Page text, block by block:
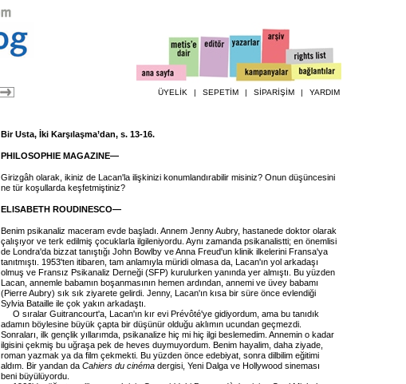
ÜYELİK | SEPETİM | SİPARİŞİM | YARDIM
Bir Usta, İki Karşılaşma’dan, s. 13-16.
PHILOSOPHIE MAGAZINE—
Girizgâh olarak, ikiniz de Lacan'la ilişkinizi konumlandırabilir misiniz? Onun düşüncesini
ne tür koşullarda keşfetmiştiniz?
ELISABETH ROUDINESCO—
Benim psikanaliz maceram evde başladı. Annem Jenny Aubry, hastanede doktor olarak
çalışıyor ve terk edilmiş çocuklarla ilgileniyordu. Aynı zamanda psikanalistti; en önemlisi
de Londra'da bizzat tanıştığı John Bowlby ve Anna Freud'un klinik ilkelerini Fransa'ya
tanıtmıştı. 1953'ten itibaren, tam anlamıyla müridi olmasa da, Lacan'ın yol arkadaşı
olmuş ve Fransız Psikanaliz Derneği (SFP) kurulurken yanında yer almıştı. Bu yüzden
Lacan, annemle babamın boşanmasının hemen ardından, annemi ve üvey babamı
(Pierre Aubry) sık sık ziyarete gelirdi. Jenny, Lacan'ın kısa bir süre önce evlendiği
Sylvia Bataille ile çok yakın arkadaştı.
O sıralar Guitrancourt'a, Lacan'ın kır evi Prévôté'ye gidiyordum, ama bu tanıdık
adamın böylesine büyük çapta bir düşünür olduğu aklımın ucundan geçmezdi.
Sonraları, ilk gençlik yıllarımda, psikanalize hiç mi hiç ilgi beslemedim. Annemin o kadar
ilgisini çekmiş bu uğraşa pek de heves duymuyordum. Benim hayalim, daha ziyade,
roman yazmak ya da film çekmekti. Bu yüzden önce edebiyat, sonra dilbilim eğitimi
aldım. Bir yandan da Cahiers du cinéma dergisi, Yeni Dalga ve Hollywood sineması
beni büyülüyordu.